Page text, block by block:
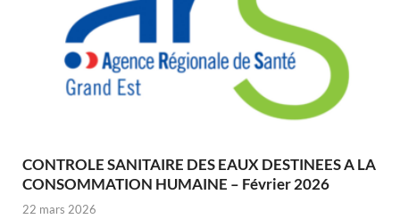
CONTROLE SANITAIRE DES EAUX DESTINEES A LA
CONSOMMATION HUMAINE – Février 2026
22 mars 2026